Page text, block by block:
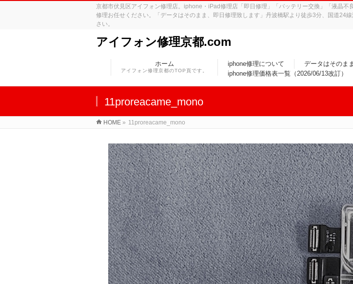
京都市伏見区アイフォン修理店。iphone・iPad修理店「即日修理」「バッテリー交換」「液晶
修理お任せください。「データはそのまま、即日修理致します」丹波橋駅より徒歩3分、国道24
さい。
アイフォン修理京都.com
ホーム
アイフォン修理京都のTOP頁です。
iphone修理について データはそのま
iphone修理価格表一覧（2026/06/13改訂）
11proreacame_mono
HOME » 11proreacame_mono